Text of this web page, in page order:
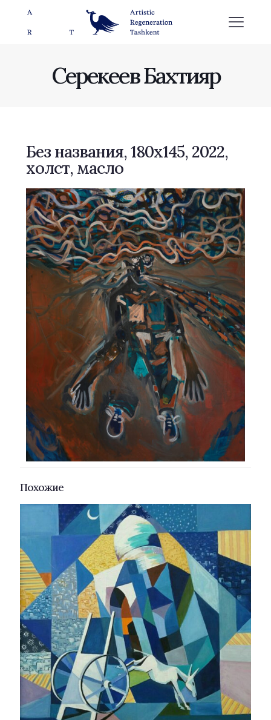
Серекеев Бахтияр
Без названия, 180х145, 2022,
холст, масло
Похожие